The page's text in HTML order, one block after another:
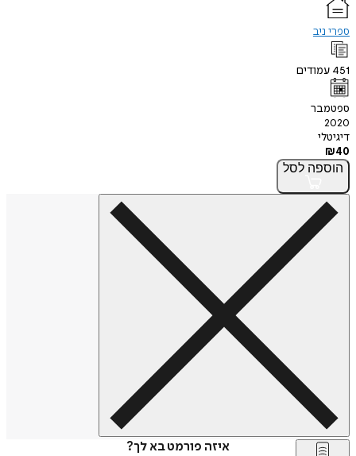
ספרי ניב
451 עמודים
ספטמבר
2020
דיגיטלי
₪40
הוספה לסל
איזה פורמט בא לך?